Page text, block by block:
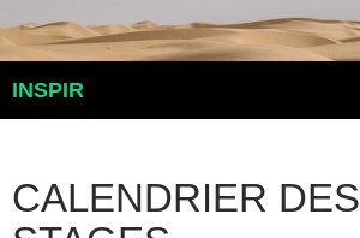
INSPIR
CALENDRIER DES